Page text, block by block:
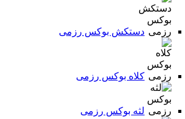
دستکش بوکس رزمی
کلاه بوکس رزمی
لثه بوکس رزمی